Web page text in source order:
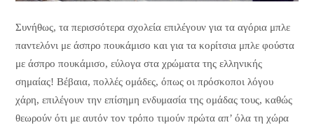
Συνήθως, τα περισσότερα σχολεία επιλέγουν για τα αγόρια μπλε
παντελόνι με άσπρο πουκάμισο και για τα κορίτσια μπλε φούστα
με άσπρο πουκάμισο, εύλογα στα χρώματα της ελληνικής
σημαίας! Βέβαια, πολλές ομάδες, όπως οι πρόσκοποι λόγου
χάρη, επιλέγουν την επίσημη ενδυμασία της ομάδας τους, καθώς
θεωρούν ότι με αυτόν τον τρόπο τιμούν πρώτα απ’ όλα τη χώρα